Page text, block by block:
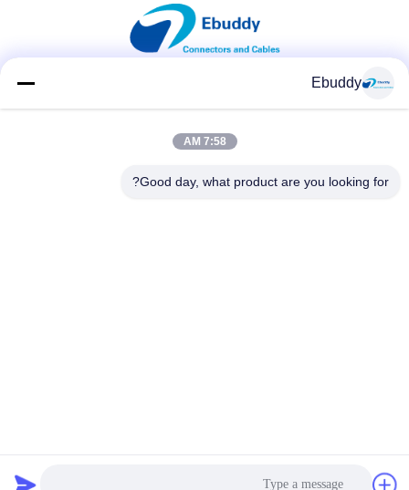
اتصال سريع
الصين جودة جيدة موصلات كابل دائرية المورد. حقوق الطبع والنشر ©
Ebuddy
7:58 AM
Good day, what product are you looking for?